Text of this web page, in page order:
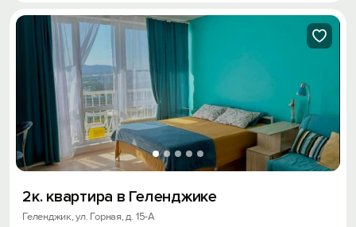
2к. квартира в Геленджике
Геленджик, ул. Горная, д. 15-А